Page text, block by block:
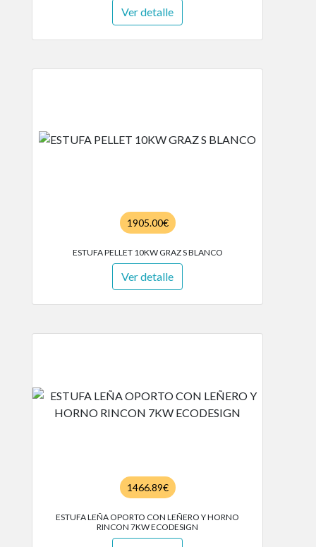
Ver detalle
1905.00€
ESTUFA PELLET 10KW GRAZ S BLANCO
Ver detalle
1466.89€
ESTUFA LEÑA OPORTO CON LEÑERO Y HORNO
RINCON 7KW ECODESIGN